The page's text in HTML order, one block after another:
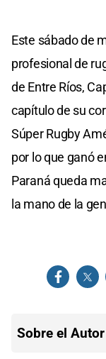
Este sábado de
profesional de
de Entre Ríos,
capítulo de su
Súper Rugby
por lo que ganó
Paraná queda
la mano de la
Sobre el Autor